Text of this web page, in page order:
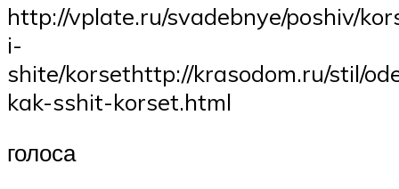
http://vplate.ru/svadebnye/poshiv/
i-
shite/korsethttp://krasodom.ru/stil/
kak-sshit-korset.html
голоса